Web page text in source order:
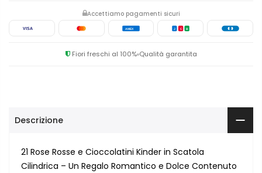
Accettiamo pagamenti sicuri
VISA AMEX J C B
Fiori freschi al 100% Qualità garantita
Descrizione
21 Rose Rosse e Cioccolatini Kinder in Scatola
Cilindrica – Un Regalo Romantico e Dolce Contenuto